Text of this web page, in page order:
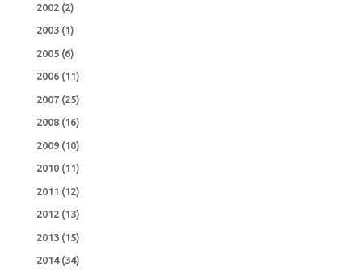
2002(2)
2003(1)
2005(6)
2006(11)
2007(25)
2008(16)
2009(10)
2010(11)
2011 (12)
2012(13)
2013(15)
2014(34)